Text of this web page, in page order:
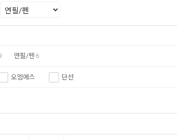
연필/펜 6
오엠에스 단선